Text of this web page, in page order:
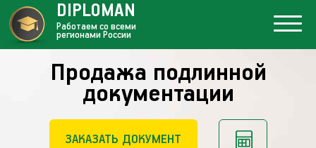
Продажа подлинной
документации
ЗАКАЗАТЬ ДОКУМЕНТ
DIPLOMAN
Работаем со всеми
регионами России